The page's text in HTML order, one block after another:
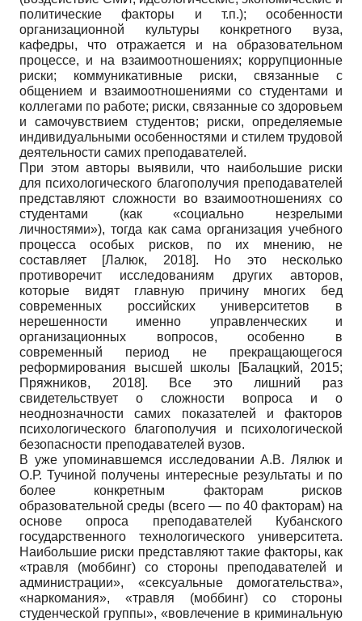
политические факторы и т.п.); особенности
организационной культуры конкретного вуза,
кафедры, что отражается и на образовательном
процессе, и на взаимоотношениях; коррупционные
риски; коммуникативные риски, связанные с
общением и взаимоотношениями со студентами и
коллегами по работе; риски, связанные со здоровьем
и самочувствием студентов; риски, определяемые
индивидуальными особенностями и стилем трудовой
деятельности самих преподавателей.
При этом авторы выявили, что наибольшие риски
для психологического благополучия преподавателей
представляют сложности во взаимоотношениях со
студентами (как «социально незрелыми
личностями»), тогда как сама организация учебного
процесса особых рисков, по их мнению, не
составляет [Лалюк, 2018]. Но это несколько
противоречит исследованиям других авторов,
которые видят главную причину многих бед
современных российских университетов в
нерешенности именно управленческих и
организационных вопросов, особенно в
современный период не прекращающегося
реформирования высшей школы
[Балацкий, 2015;
Пряжников, 2018]. Все это лишний раз
свидетельствует о сложности вопроса и о
неоднозначности самих показателей и факторов
психологического благополучия и психологической
безопасности преподавателей вузов.
В уже упоминавшемся исследовании А.В. Лялюк и
О.Р. Тучиной получены интересные результаты и по
более конкретным факторам рисков
образовательной среды (всего — по 40 факторам) на
основе опроса преподавателей Кубанского
государственного технологического университета.
Наибольшие риски представляют такие факторы, как
«травля (моббинг) со стороны преподавателей и
администрации», «сексуальные домогательства»,
«наркомания», «травля (моббинг) со стороны
студенческой группы», «вовлечение в криминальную